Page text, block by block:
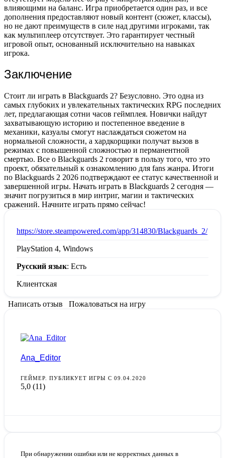
влияющими на баланс. Игра приобретается один раз, и все
дополнения предоставляют новый контент (сюжет, классы),
но не дают преимуществ в силе над другими игроками, так
как мультиплеер отсутствует. Это гарантирует честный
игровой опыт, основанный исключительно на навыках
игрока.
Заключение
Стоит ли играть в Blackguards 2? Безусловно. Это одна из
самых глубоких и увлекательных тактических RPG последних
лет, предлагающая сотни часов геймплея. Новички найдут
захватывающую историю и постепенное введение в
механики, казуалы смогут наслаждаться сюжетом на
нормальной сложности, а хардкорщики получат вызов в
режимах с повышенной сложностью и перманентной
смертью. Все о Blackguards 2 говорит в пользу того, что это
проект, обязательный к ознакомлению для fans жанра. Итоги
по Blackguards 2 2026 подтверждают ее статус качественной и
завершенной игры. Начать играть в Blackguards 2 сегодня —
значит погрузиться в мир интриг, магии и тактических
сражений. Начните играть прямо сейчас!
https://store.steampowered.com/app/314830/Blackguards_2/
PlayStation 4, Windows
Русский язык: Есть
Клиентская
Написать отзыв Пожаловаться на игру
Ana_Editor
ГЕЙМЕР. ПУБЛИКУЕТ ИГРЫ С 09.04.2020
5,0 (11)
При обнаружении ошибки или не корректных данных в